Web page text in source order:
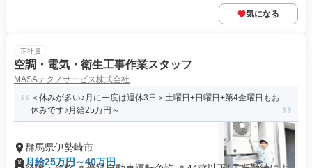
気になる
正社員
空調・電気・衛生工事作業スタッフ
MASAテクノサービス株式会社
＜休みが多い♪月に一度は週休3日＞土曜日+日曜日+第4金曜日もお
休みです♪月給25万円～
群馬県伊勢崎市
月給25万円～40万円